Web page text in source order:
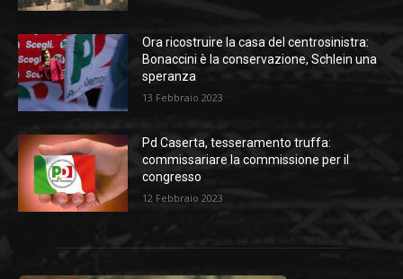
Ora ricostruire la casa del centrosinistra:
Bonaccini è la conservazione, Schlein una
speranza
13 Febbraio 2023
Pd Caserta, tesseramento truffa:
commissariare la commissione per il
congresso
12 Febbraio 2023